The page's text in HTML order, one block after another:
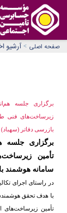
صفحه اصلی > آرشیو
برگزاری جلسه
زیرساخت‌های فنی
بازرسی دفاتر (سهباد)
برگزاری جلسه
تأمین
سامانه هوشمند
در راستای اجرای
تأمین زیرساخت‌های